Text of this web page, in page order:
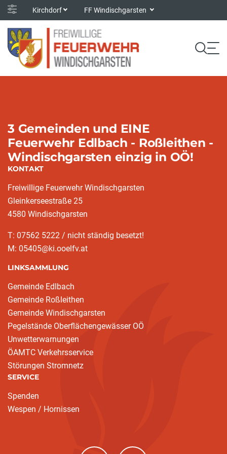
Kirchdorf FF Windischgarsten
3 Gemeinden und EINE
Feuerwehr Edlbach - Roßleithen -
Windischgarsten einzig in OÖ!
KONTAKT
Freiwillige Feuerwehr Windischgarsten
Gleinkerseestraße 25
4580 Windischgarsten
T: 07562 5222 / nicht ständig besetzt!
M: 05405@ki.ooelfv.at
LINKSAMMLUNG
Gemeinde Edlbach
Gemeinde Roßleithen
Gemeinde Windischgarsten
Pegelstände Oberflächengewässer OÖ
Unwetterwarnungen
ÖAMTC Verkehrsservice
Störungen Stromnetz
SERVICE
Spenden
Wespen / Hornissen